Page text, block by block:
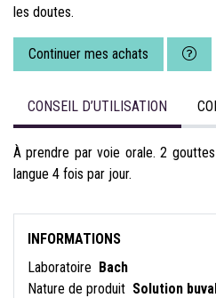
les doutes.
Continuer mes achats
CONSEIL D’UTILISATION
À prendre par voie orale. 2
langue 4 fois par jour.
INFORMATIONS
Laboratoire Bach
Nature de produit Solution